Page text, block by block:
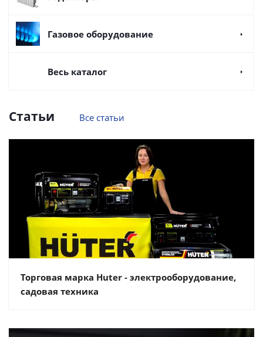
Газовое оборудование
Весь каталог
Статьи Все статьи
Торговая марка Huter - электрооборудование,
садовая техника